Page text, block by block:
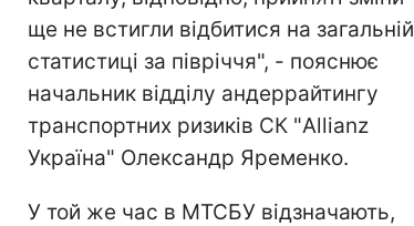
ще не встигли відбитися на загальній
статистиці за півріччя", - пояснює
начальник відділу андеррайтингу
транспортних ризиків СК "Allianz
Україна" Олександр Яременко.
У той же час в МТСБУ відзначають,